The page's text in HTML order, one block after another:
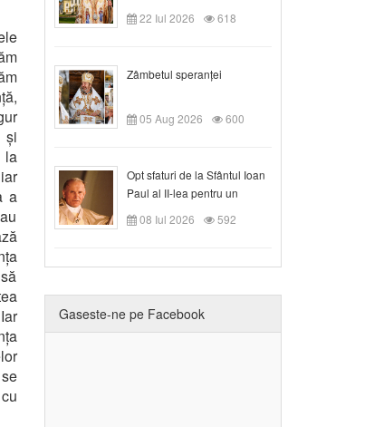
și
la
a
Claudiu!
22 Iul 2026 618
Zâmbetul speranței
05 Aug 2026 600
Opt sfaturi de la Sfântul Ioan
Paul al II-lea pentru un
creștin
08 Iul 2026 592
Gaseste-ne pe Facebook